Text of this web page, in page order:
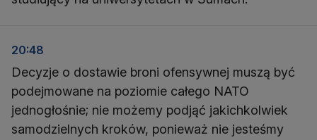
20:48
Decyzje o dostawie broni ofensywnej muszą być
podejmowane na poziomie całego NATO
jednogłośnie; nie możemy podjąć jakichkolwiek
samodzielnych kroków, ponieważ nie jesteśmy